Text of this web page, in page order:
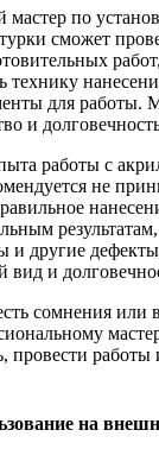
по
сможет
технику
для работы.
и
работы с
не
и другие
вид и
сомнения или
провести работы
на